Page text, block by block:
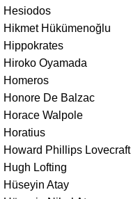
Hesiodos
Hikmet Hükümenoğlu
Hippokrates
Hiroko Oyamada
Homeros
Honore De Balzac
Horace Walpole
Horatius
Howard Phillips Lovecraft
Hugh Lofting
Hüseyin Atay